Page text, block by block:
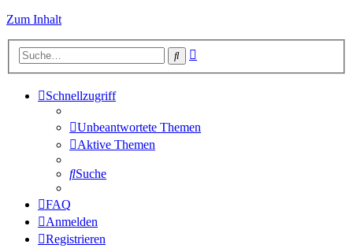
Zum Inhalt
Suche
Schnellzugriff
Unbeantwortete Themen
Aktive Themen
Suche
FAQ
Anmelden
Registrieren